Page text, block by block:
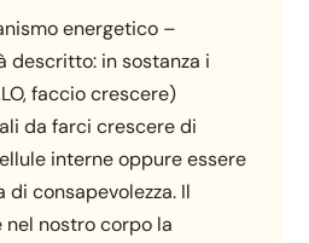
energetico –
descritto: in sostanza i
faccio crescere)
da farci crescere di
interne oppure essere
consapevolezza. Il
nostro corpo la